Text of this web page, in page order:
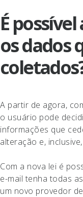
É
os dados
A partir de agora,
o usuário pode
informações que
alteração e,
Com a nova lei é
e-mail tenha todas
um novo provedor